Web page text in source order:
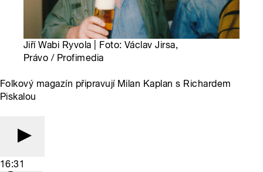
Jiří Wabi Ryvola | Foto: Václav Jirsa,
Právo / Profimedia
Folkový magazín připravují Milan Kaplan s Richardem
Piskalou
16:31